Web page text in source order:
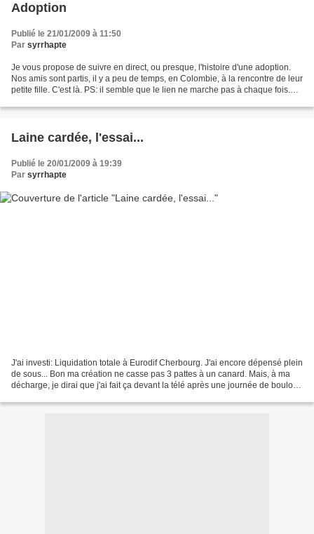
Adoption
Publié le 21/01/2009 à 11:50
Par syrrhapte
Je vous propose de suivre en direct, ou presque, l'histoire d'une adoption.
Nos amis sont partis, il y a peu de temps, en Colombie, à la rencontre de leur
petite fille. C'est là. PS: il semble que le lien ne marche pas à chaque fois.
Laine cardée, l'essai...
Publié le 20/01/2009 à 19:39
Par syrrhapte
J'ai investi: Liquidation totale à Eurodif Cherbourg. J'ai encore dépensé plein
de sous... Bon ma création ne casse pas 3 pattes à un canard. Mais, à ma
décharge, je dirai que j'ai fait ça devant la télé après une journée de boulot